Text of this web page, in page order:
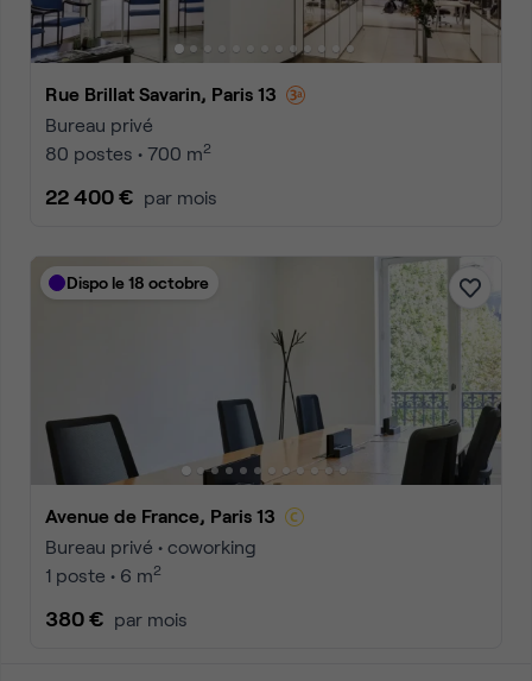
Rue Brillat Savarin, Paris 13
Bureau privé
80 postes • 700 m2
22 400 € par mois
Dispo le 18 octobre
Avenue de France, Paris 13
Bureau privé • coworking
1 poste • 6 m2
380 € par mois